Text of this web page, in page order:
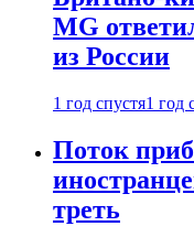
MG
из России
1 год спустя1 год
Поток
треть